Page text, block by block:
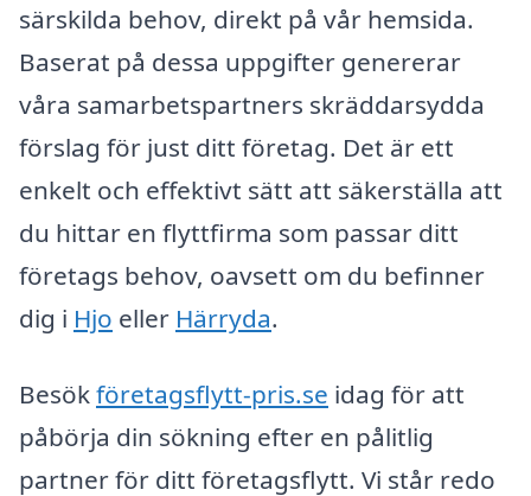
särskilda behov, direkt på vår hemsida.
Baserat på dessa uppgifter genererar
våra samarbetspartners skräddarsydda
förslag för just ditt företag. Det är ett
enkelt och effektivt sätt att säkerställa att
du hittar en flyttfirma som passar ditt
företags behov, oavsett om du befinner
dig i Hjo eller Härryda.
Besökföretagsflytt-pris.se idag för att
påbörja din sökning efter en pålitlig
partner för ditt företagsflytt. Vi står redo